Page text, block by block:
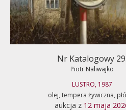
Nr Katalogowy 29.
Piotr Naliwajko
LUSTRO, 1987
olej, tempera żywiczna,
aukcja z 12 maja